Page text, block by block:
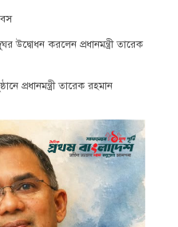
উদ্বোধন করলেন প্রধানমন্ত্রী তারেক
প্রধানমন্ত্রী তারেক রহমান